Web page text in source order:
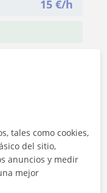
15 €/h
tales como cookies,
del sitio,
anuncios y medir
mejor